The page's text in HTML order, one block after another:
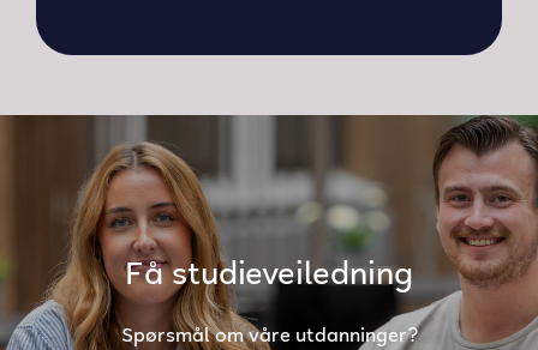
Få studieveiledning
Spørsmål om våre utdanninger?